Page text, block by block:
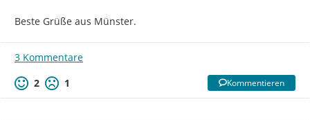
Beste Grüße aus Münster.
3 Kommentare
2
1 Kommentieren